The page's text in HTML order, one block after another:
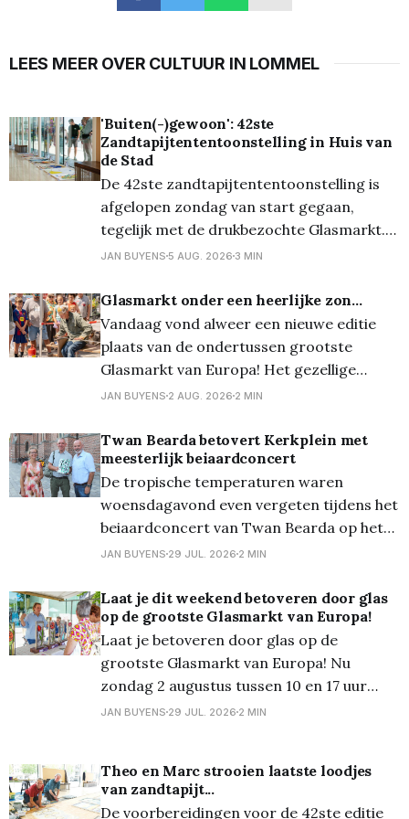
LEES MEER OVER CULTUUR IN LOMMEL
'Buiten(-)gewoon': 42ste
Zandtapijtententoonstelling in Huis van
de Stad
De 42ste zandtapijtententoonstelling is
afgelopen zondag van start gegaan,
tegelijk met de drukbezochte Glasmarkt.
Veel nieuwsgierige bezoekers maakten van
werpen op de raamexpo van de
Zandtapijtententoonstelling in het Huis
van de Stad. Daar kan je tot en met
zondag 30 augustus 40
JAN BUYENS 5 AUG. 2026 3 MIN
Glasmarkt onder een heerlijke zon...
Vandaag vond alweer een nieuwe editie
plaats van de ondertussen grootste
Glasmarkt van Europa! Het gezellige
stadscentrum transformeerde opnieuw in
de zon schitterde al dat glas uiteraard
geweldig! Meer dan 90 kramen lieten je
kennismaken met glas in al zijn vormen:
van glas-
JAN BUYENS 2 AUG. 2026 2 MIN
Twan Bearda betovert Kerkplein met
meesterlijk beiaardconcert
De tropische temperaturen waren
woensdagavond even vergeten tijdens het
beiaardconcert van Twan Bearda op het
Kerkplein. De Nederlandse beiaardier
hoogstaand programma dat de vele
mogelijkheden van het Lommelse
beiaardinstrument ten volle liet horen.
Zelfs de warmte in de toren kon de
muzikale avond niet verstoren.
JAN BUYENS 29 JUL. 2026 2 MIN
Laat je dit weekend betoveren door glas
op de grootste Glasmarkt van Europa!
Laat je betoveren door glas op de
grootste Glasmarkt van Europa! Nu
zondag 2 augustus tussen 10 en 17 uur
transformeert het gezellige stadscentrum
evenement voor glaskunstliefhebbers,
creatievelingen en nieuwsgierige
JAN BUYENS 29 JUL. 2026 2 MIN
Theo en Marc strooien laatste loodjes
van zandtapijt...
De voorbereidingen voor de 42ste editie